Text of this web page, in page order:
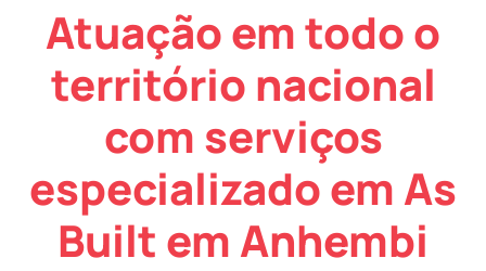
Atuação em todo o
território nacional
com serviços
especializado em As
Built em Anhembi